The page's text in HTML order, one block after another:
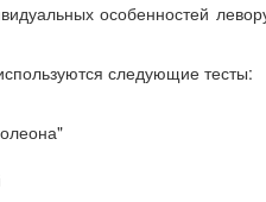
особенностей
следующие тесты: